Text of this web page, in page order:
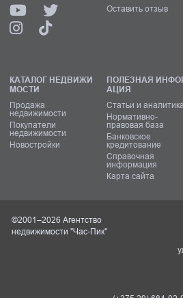
Оставить отзыв
КАТАЛОГ НЕДВИЖИ
МОСТИ
Продажа
недвижимости
Покупатели
недвижимости
Новостройки
ПОЛЕЗНАЯ
АЦИЯ
Статьи и аналитика
Нормативно-
правовая база
Банковское
кредитование
Справочная
информация
Карта сайта
©2001–2026 Агентство
недвижимости "Час-Пик"